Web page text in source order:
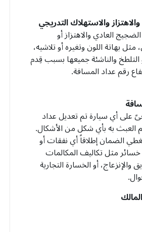
والاستهلاك التدريجي
العادي والاهتزاز أو
بهاتة اللون وتغيره أو تلاشيه،
والناشئة جميعها بسبب قِدم
رقم عداد المسافة.
على أي سيارة تم تعديل عداد
العبث به بأي شكل من الأشكال.
الضمان إطلاقاً أي نفقات أو
مثل تكاليف المكالمات
والإنزعاج، أو الخسارة التجارية